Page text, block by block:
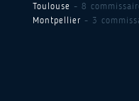
Toulouse - 8
Montpellier - 3